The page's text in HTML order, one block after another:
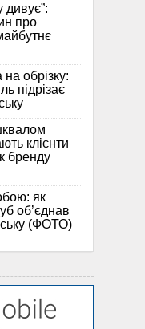
дивує”:
про
обрізку:
підрізає
клієнти
бренду
як
об’єднав
(ФОТО)